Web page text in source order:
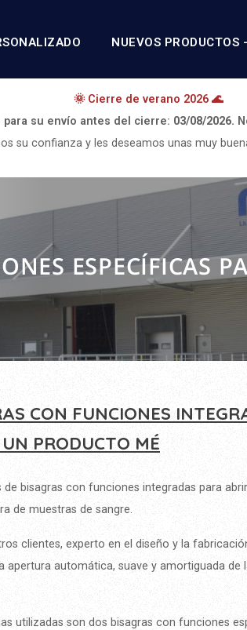
NUEVOS
🌞 Cierre de verano 2026 🌊
su envío antes del cierre: 03/08/2026.
su confianza y les deseamos unas muy
ESPECÍFICAS
CON FUNCIONES
PRODUCTO MÉ
de bisagras con funciones integradas para
de muestras de sangre.
clientes, experto en el diseño y la
apertura automática, suave y amortiguada de
utilizadas son dos bisagras con funciones